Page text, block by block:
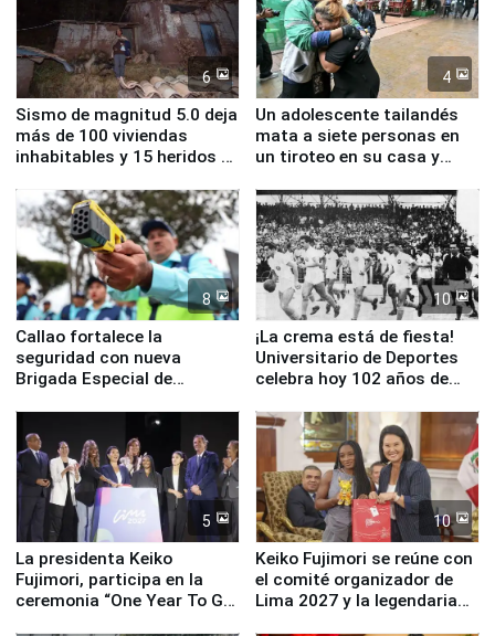
6
Sismo de magnitud 5.0 deja
más de 100 viviendas
inhabitables y 15 heridos en
4
Un adolescente tailandés
mata a siete personas en
un tiroteo en su casa y
8
Callao fortalece la
seguridad con nueva
Brigada Especial de
equipamiento para
Serenazgo
10
¡La crema está de fiesta!
Universitario de Deportes
celebra hoy 102 años de
5
La presidenta Keiko
Fujimori, participa en la
ceremonia “One Year To Go
10
Keiko Fujimori se reúne con
el comité organizador de
Lima 2027 y la legendaria